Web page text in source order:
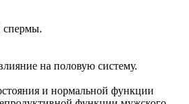
спермы.
на половую систему.
и нормальной функции